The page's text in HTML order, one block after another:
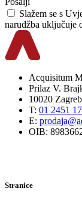
Slažem se s
narudžba uključuje
Acquisitum
Prilaz V.
10020 Zagreb
T: 01 2451
E:
OIB:
Stranice